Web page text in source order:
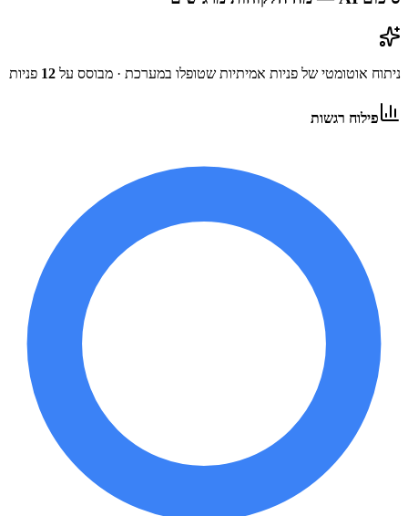
ניתוח אוטומטי של פניות אמיתיות שטופלו במערכת · מבוסס על 12 פניות
פילוח רגשות